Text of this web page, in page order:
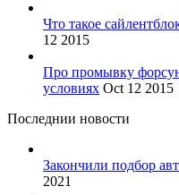
Что такое
12 2015
Про промывку
условиях Oct 12 2015
Последнии новости
Закончили подбор
2021